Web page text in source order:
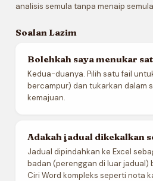
analisis semula tanpa menaip
Soalan Lazim
Bolehkah saya menukar
Kedua-duanya. Pilih satu fail
bercampur) dan tukarkan dalam
kemajuan.
Adakah jadual dikekalkan
Jadual dipindahkan ke Excel
badan (perenggan di luar jadual)
Ciri Word kompleks seperti nota